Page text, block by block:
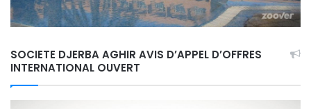
SOCIETE DJERBA AGHIR AVIS D’APPEL D’OFFRES
INTERNATIONAL OUVERT